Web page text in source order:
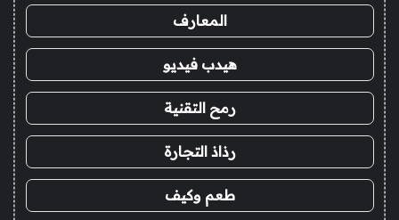
المعارف
هيدب فيديو
رمح التقنية
رذاذ التجارة
طعم وكيف